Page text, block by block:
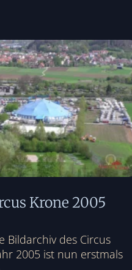
Krone 2005
Bildarchiv des Circus
2005 ist nun erstmals